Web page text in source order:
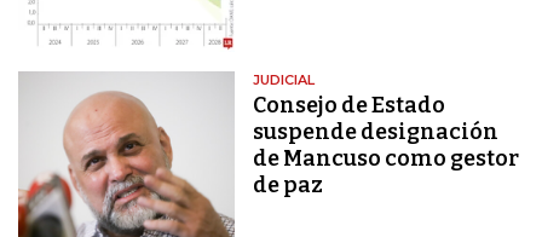
JUDICIAL
Consejo de Estado
suspende designación
de Mancuso como gestor
de paz